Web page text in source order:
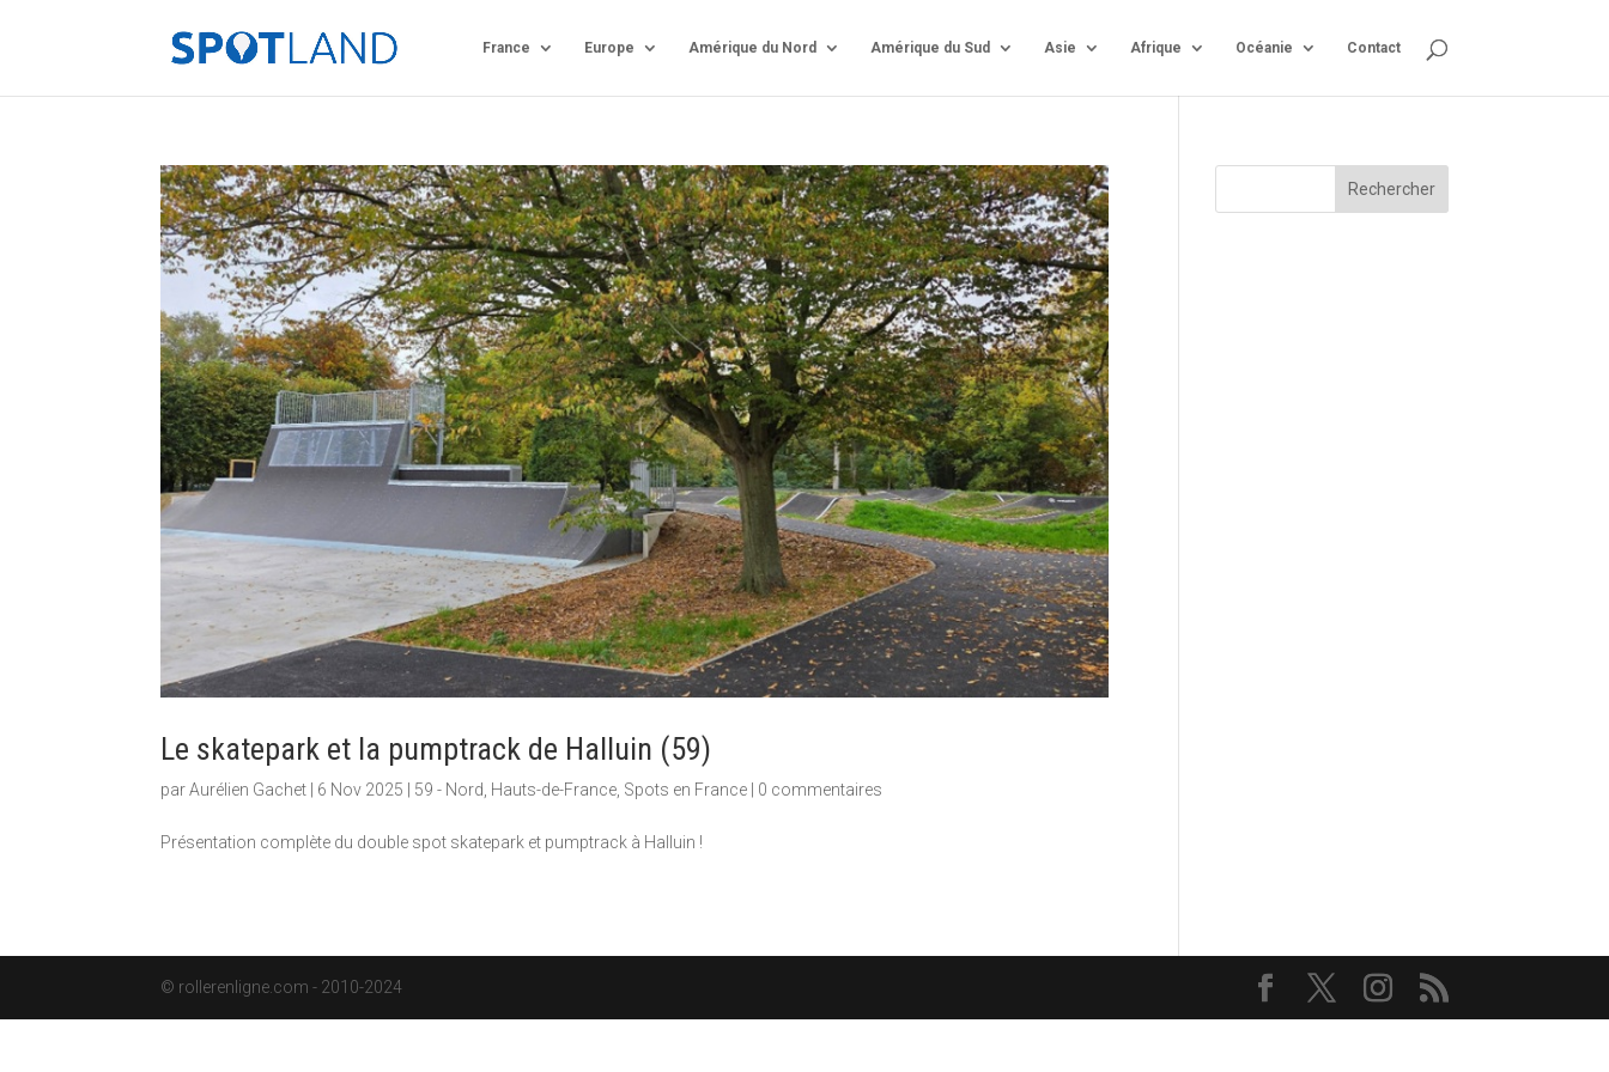
France Europe Amérique du Nord Amérique du Sud Asie Afrique Océanie Contact
Le skatepark et la pumptrack de Halluin (59)
parAurélien Gachet 6 Nov 2025 59 - Nord, Hauts-de-France, Spots en France 0 commentaires
Présentation complète du double spot skatepark et pumptrack à Halluin !
Rechercher
© rollerenligne.com - 2010-2024